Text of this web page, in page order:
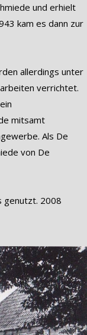
und erhielt
kam es dann zur
allerdings unter
verrichtet.
mitsamt
Als De
von De
genutzt. 2008